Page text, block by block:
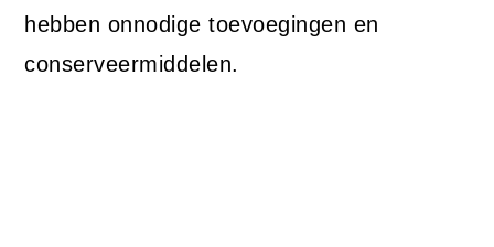
hebben onnodige toevoegingen en
conserveermiddelen.